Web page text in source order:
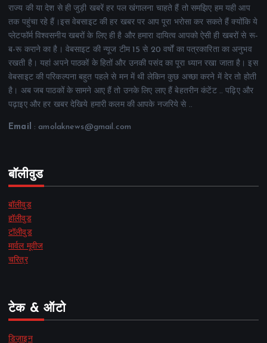
राज्य की या देश से ही जुड़ी खबरें हर पल खंगालना चाहते हैं तो समझिए हम यही आप
तक पहुंचा रहे हैं।इस वेबसाइट की हर खबर पर आप पूरा भरोसा कर सकते हैं क्योंकि ये
प्लेटफॉर्म विश्वसनीय खबरों के लिए ही है और हमारा दायित्व आपको ऐसी ही खबरों से रू-
ब-रू कराने का है। वेबसाइट की न्यूज टीम 15 से 20 वर्षों का पत्रकारिता का अनुभव
रखती है। यहां अपने पाठकों के हितों और उनकी पसंद का पूरा ध्यान रखा जाता है। इस
वेबसाइट की परिकल्पना बहुत पहले से मन में थी लेकिन कुछ अच्छा करने में देर तो होती
है। अब जब पाठकों के सामने आए हैं तो उनके लिए लाए हैं बेहतरीन कंटेंट .. पढ़िए और
पढ़ाइए और हर खबर देखिये हमारी कलम की आपके नजरिये से ..
Email : amolaknews@gmail.com
बॉलीवुड
बॉलीवुड
हॉलीवुड
टॉलीवुड
मार्वल मूवीज
चरित्र
टेक & ऑटो
डिज़ाइन